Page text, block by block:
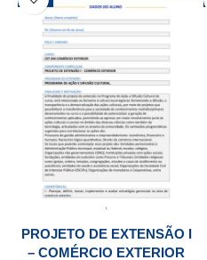
PROJETO DE EXTENSÃO I
– COMÉRCIO EXTERIOR